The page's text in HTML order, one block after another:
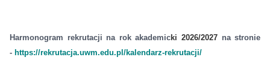
Harmonogram rekrutacji na rok akademicki 2026/2027 na stronie
- https://rekrutacja.uwm.edu.pl/kalendarz-rekrutacji/